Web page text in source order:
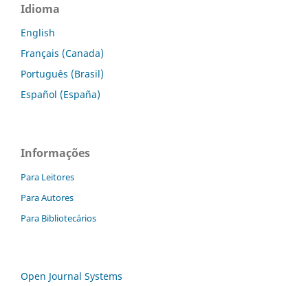
Idioma
English
Français (Canada)
Português (Brasil)
Español (España)
Informações
Para Leitores
Para Autores
Para Bibliotecários
Open Journal Systems